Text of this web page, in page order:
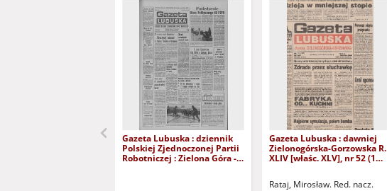
Gazeta Lubuska : dziennik
Polskiej Zjednoczonej Partii
Robotniczej : Zielona Góra -
Gazeta Lubuska : dawniej
Zielonogórska-Gorzowska R.
XLIV [właśc. XLV], nr 52 (1
Rataj, Mirosław. Red. nacz.